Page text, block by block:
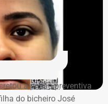
da RJZ Cyrela,
ao que já acontece
Metropolitano. A
do Rio no fim do
de quase R$ 35
a prisão preventiva
do bicheiro José